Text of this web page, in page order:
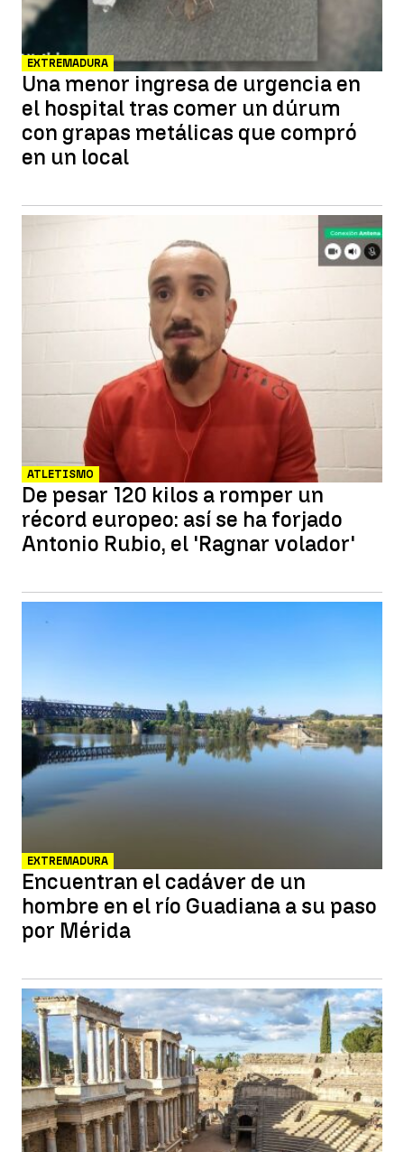
EXTREMADURA
Una menor ingresa de urgencia en
el hospital tras comer un dúrum
con grapas metálicas que compró
en un local
ATLETISMO
De pesar 120 kilos a romper un
récord europeo: así se ha forjado
Antonio Rubio, el 'Ragnar volador'
EXTREMADURA
Encuentran el cadáver de un
hombre en el río Guadiana a su paso
por Mérida